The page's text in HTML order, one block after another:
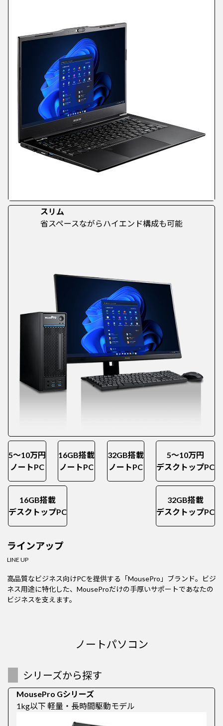
スリム
省スペースながらハイエンド構成も可能
5～10万円
ノートPC
16GB搭載
ノートPC
32GB搭載
ノートPC
5～10万円
デスクトップPC
16GB搭載
デスクトップPC
32GB搭載
デスクトップPC
ラインアップ
LINE UP
高品質なビジネス向けPCを提供する「MousePro」ブランド。
ビジ
ネス用途に特化した、MouseProだけの手厚いサポートであなたの
ビジネスを支えます。
ノートパソコン
シリーズから探す
MousePro Gシリーズ
1kg以下 軽量・長時間駆動モデル